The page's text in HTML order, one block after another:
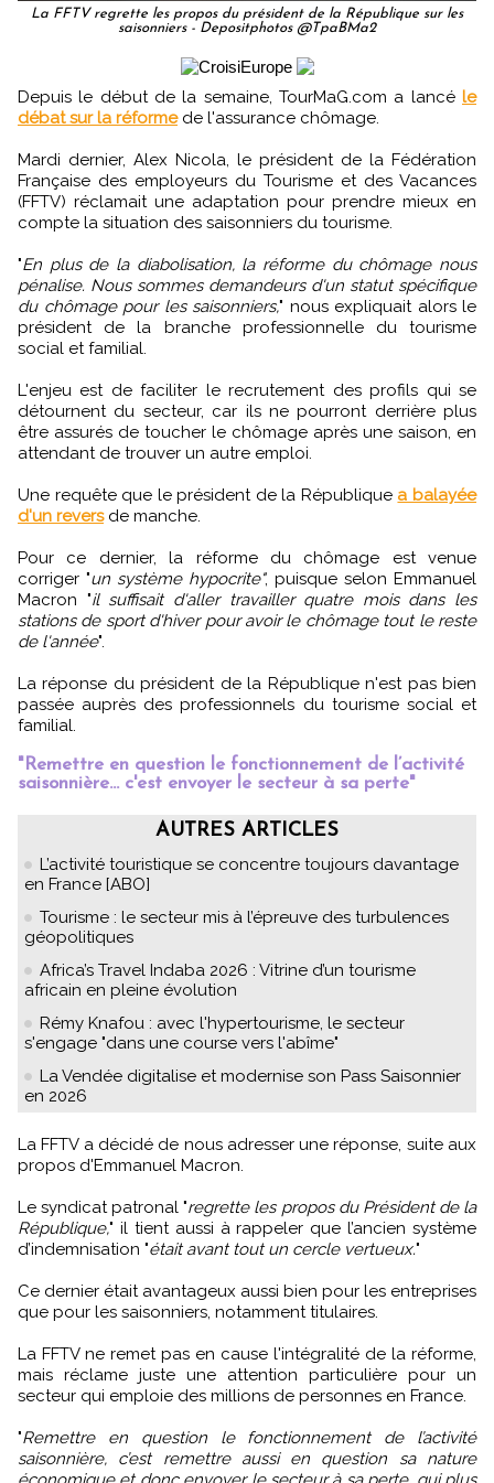
La FFTV regrette les propos du président de la République sur les
saisonniers - Depositphotos @TpaBMa2
Depuis le début de la semaine, TourMaG.com a lancé le
débat sur la réformede l'assurance chômage.
Mardi dernier, Alex Nicola, le président de la Fédération
Française des employeurs du Tourisme et des Vacances
(FFTV) réclamait une adaptation pour prendre mieux en
compte la situation des saisonniers du tourisme.
"En plus de la diabolisation, la réforme du chômage nous
pénalise. Nous sommes demandeurs d'un statut spécifique
du chômage pour les saisonniers," nous expliquait alors le
président de la branche professionnelle du tourisme
social et familial.
L'enjeu est de faciliter le recrutement des profils qui se
détournent du secteur, car ils ne pourront derrière plus
être assurés de toucher le chômage après une saison, en
attendant de trouver un autre emploi.
Une requête que le président de la République a balayée
d'un reversde manche.
Pour ce dernier, la réforme du chômage est venue
corriger "un système hypocrite", puisque selon Emmanuel
Macron "il suffisait d'aller travailler quatre mois dans les
stations de sport d'hiver pour avoir le chômage tout le reste
de l'année".
La réponse du président de la République n'est pas bien
passée auprès des professionnels du tourisme social et
familial.
"Remettre en question le fonctionnement de l’activité
saisonnière... c'est envoyer le secteur à sa perte"
AUTRES ARTICLES
L’activité touristique se concentre toujours davantage
en France [ABO]
Tourisme : le secteur mis à l’épreuve des turbulences
géopolitiques
Africa’s Travel Indaba 2026 : Vitrine d’un tourisme
africain en pleine évolution
Rémy Knafou : avec l'hypertourisme, le secteur
s'engage "dans une course vers l'abîme"
La Vendée digitalise et modernise son Pass Saisonnier
en 2026
La FFTV a décidé de nous adresser une réponse, suite aux
propos d'Emmanuel Macron.
Le syndicat patronal "regrette les propos du Président de la
République," il tient aussi à rappeler que l’ancien système
d’indemnisation "était avant tout un cercle vertueux."
Ce dernier était avantageux aussi bien pour les entreprises
que pour les saisonniers, notamment titulaires.
La FFTV ne remet pas en cause l'intégralité de la réforme,
mais réclame juste une attention particulière pour un
secteur qui emploie des millions de personnes en France.
"Remettre en question le fonctionnement de l’activité
saisonnière, c’est remettre aussi en question sa nature